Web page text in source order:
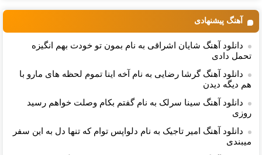
آهنگ پیشنهادی
دانلود آهنگ شایان اشراقی به نام بمون تو خودت بهم انگیزه
تحمل دادی
دانلود آهنگ گرشا رضایی به نام آخه اینا تموم لحظه های مارو با
هم دیگه دیدن
دانلود آهنگ سینا سرلک به نام گفتم بکام وصلت خواهم رسید
روزی
دانلود آهنگ امیر تاجیک به نام دلواپس توام که تنها دل به این سفر
میبندی